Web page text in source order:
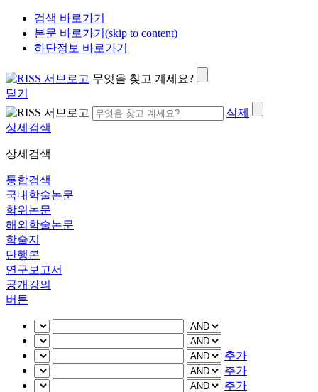
검색 바로가기
본문 바로가기(skip to content)
하단정보 바로가기
무엇을 찾고 계세요?
닫기
삭제
상세검색
상세검색
통합검색
국내학술논문
학위논문
해외학술논문
학술지
단행본
연구보고서
공개강의
버튼
추가
추가
추가